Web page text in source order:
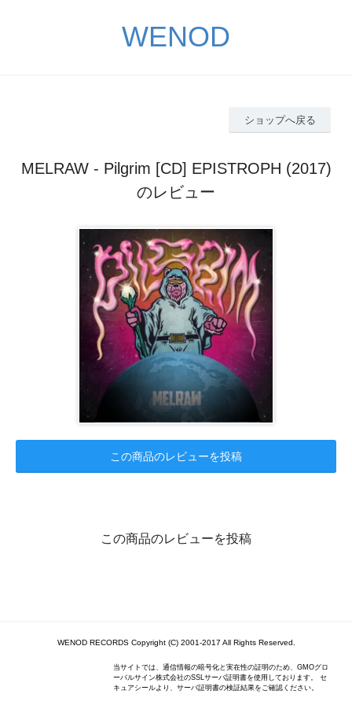
WENOD
ショップへ戻る
MELRAW - Pilgrim [CD] EPISTROPH (2017)
のレビュー
この商品のレビューを投稿
この商品のレビューを投稿
WENOD RECORDS Copyright (C) 2001-2017 All Rights Reserved.
当サイトでは、通信情報の暗号化と実在性の証明のため、GMOグロ
ーバルサイン株式会社のSSLサーバ証明書を使用しております。 セ
キュアシールより、サーバ証明書の検証結果をご確認ください。